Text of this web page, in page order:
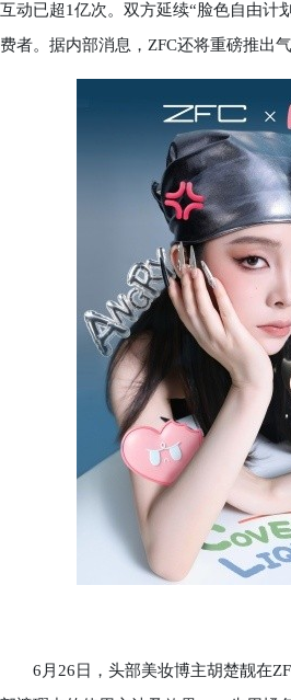
互动已超1亿次。双方延续“脸色自由计
费者。据内部消息，ZFC还将重磅推出
6月26日，头部美妆博主胡楚靓在